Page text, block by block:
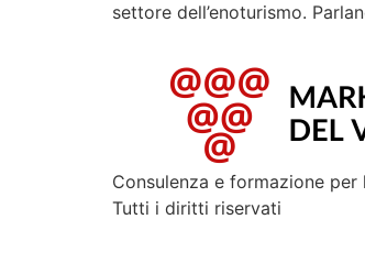
settore dell’enoturismo.
Consulenza e formazione
Tutti i diritti riservati